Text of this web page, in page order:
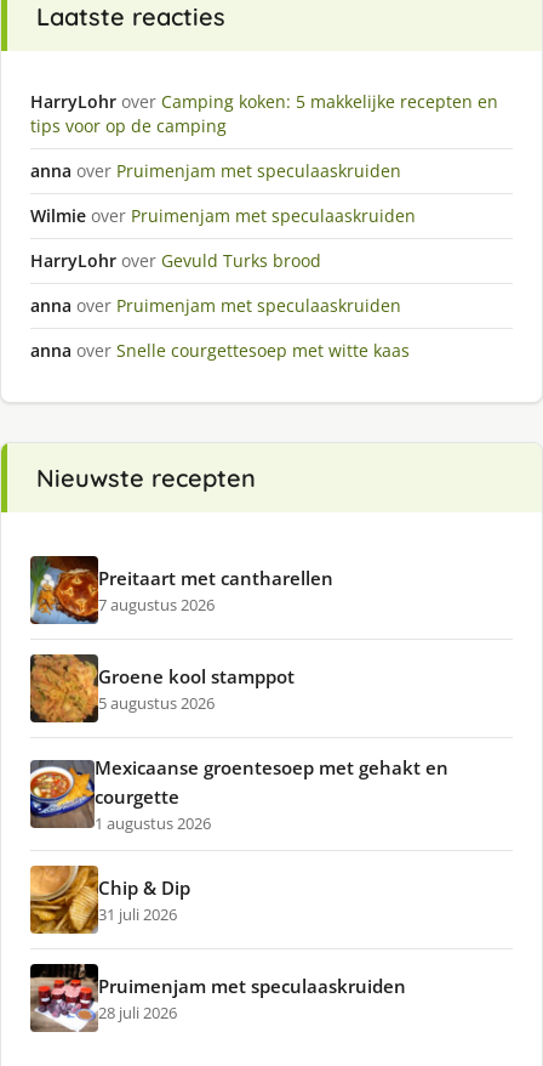
Laatste reacties
HarryLohr over Camping koken: 5 makkelijke recepten en
tips voor op de camping
anna over Pruimenjam met speculaaskruiden
Wilmie over Pruimenjam met speculaaskruiden
HarryLohr over Gevuld Turks brood
anna over Pruimenjam met speculaaskruiden
anna over Snelle courgettesoep met witte kaas
Nieuwste recepten
Preitaart met cantharellen
7 augustus 2026
Groene kool stamppot
5 augustus 2026
Mexicaanse groentesoep met gehakt en
courgette
1 augustus 2026
Chip & Dip
31 juli 2026
Pruimenjam met speculaaskruiden
28 juli 2026